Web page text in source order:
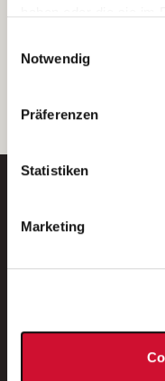
Wenn Sie auf
Sie der Speicherung
Ihre Einwilligung
indem Sie die Cookie-
unserer
Notwendig
Präferenzen
Statistiken
Marketing
Weitere Details können Sie
E-